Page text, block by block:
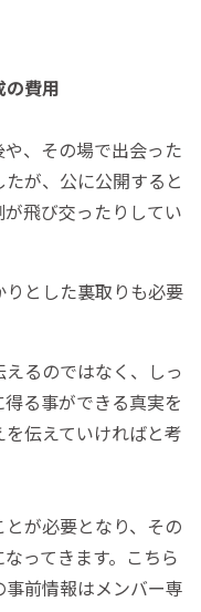
費用
、その場で出会った
が、公に公開すると
飛び交ったりしてい
とした裏取りも必要
るのではなく、しっ
る事ができる真実を
伝えていければと考
が必要となり、その
ってきます。こちら
前情報はメンバー専